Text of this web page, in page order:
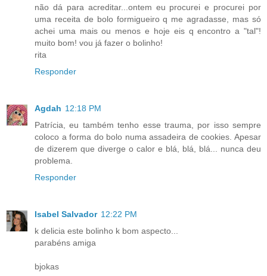
não dá para acreditar...ontem eu procurei e procurei por
uma receita de bolo formigueiro q me agradasse, mas só
achei uma mais ou menos e hoje eis q encontro a "tal"!
muito bom! vou já fazer o bolinho!
rita
Responder
Agdah 12:18 PM
Patrícia, eu também tenho esse trauma, por isso sempre
coloco a forma do bolo numa assadeira de cookies. Apesar
de dizerem que diverge o calor e blá, blá, blá... nunca deu
problema.
Responder
Isabel Salvador 12:22 PM
k delicia este bolinho k bom aspecto...
parabéns amiga
bjokas